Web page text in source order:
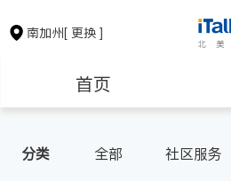
南加州[ 更换 ]
首页
分类 全部 社区服务